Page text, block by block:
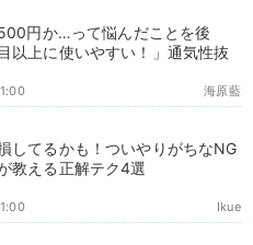
円か…って悩んだことを後
以上に使いやすい！」通気性抜
海原藍
してるかも！ついやりがちなNG
教える正解テク4選
Ikue